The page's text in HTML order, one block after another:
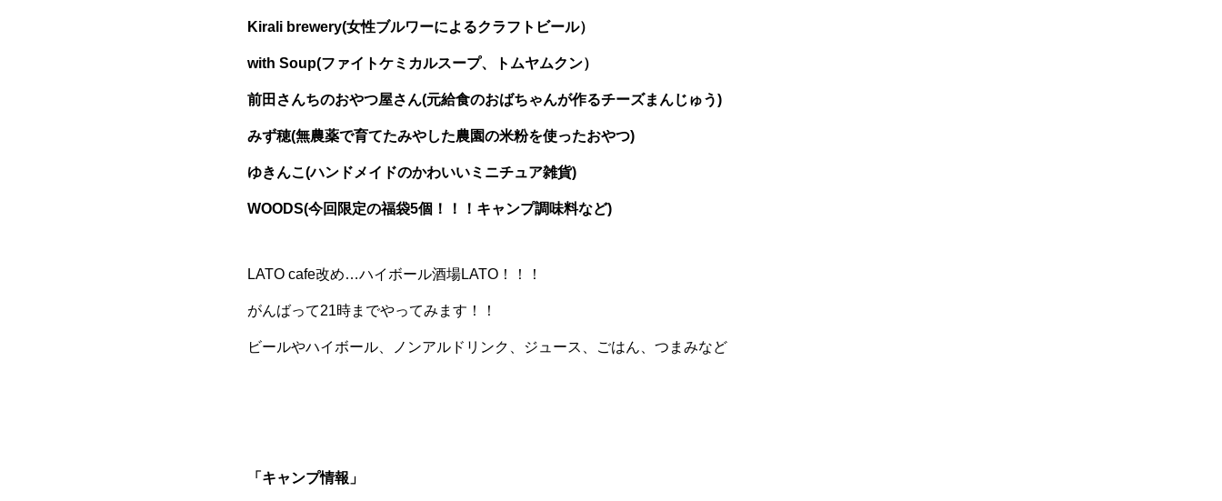
Kirali brewery(女性ブルワーによるクラフトビール）
with Soup(ファイトケミカルスープ、トムヤムクン）
前田さんちのおやつ屋さん(元給食のおばちゃんが作るチーズまんじゅう)
みず穂(無農薬で育てたみやした農園の米粉を使ったおやつ)
ゆきんこ(ハンドメイドのかわいいミニチュア雑貨)
WOODS(今回限定の福袋5個！！！キャンプ調味料など)
LATO cafe改め…ハイボール酒場LATO！！！
がんばって21時までやってみます！！
ビールやハイボール、ノンアルドリンク、ジュース、ごはん、つまみなど
「キャンプ情報」